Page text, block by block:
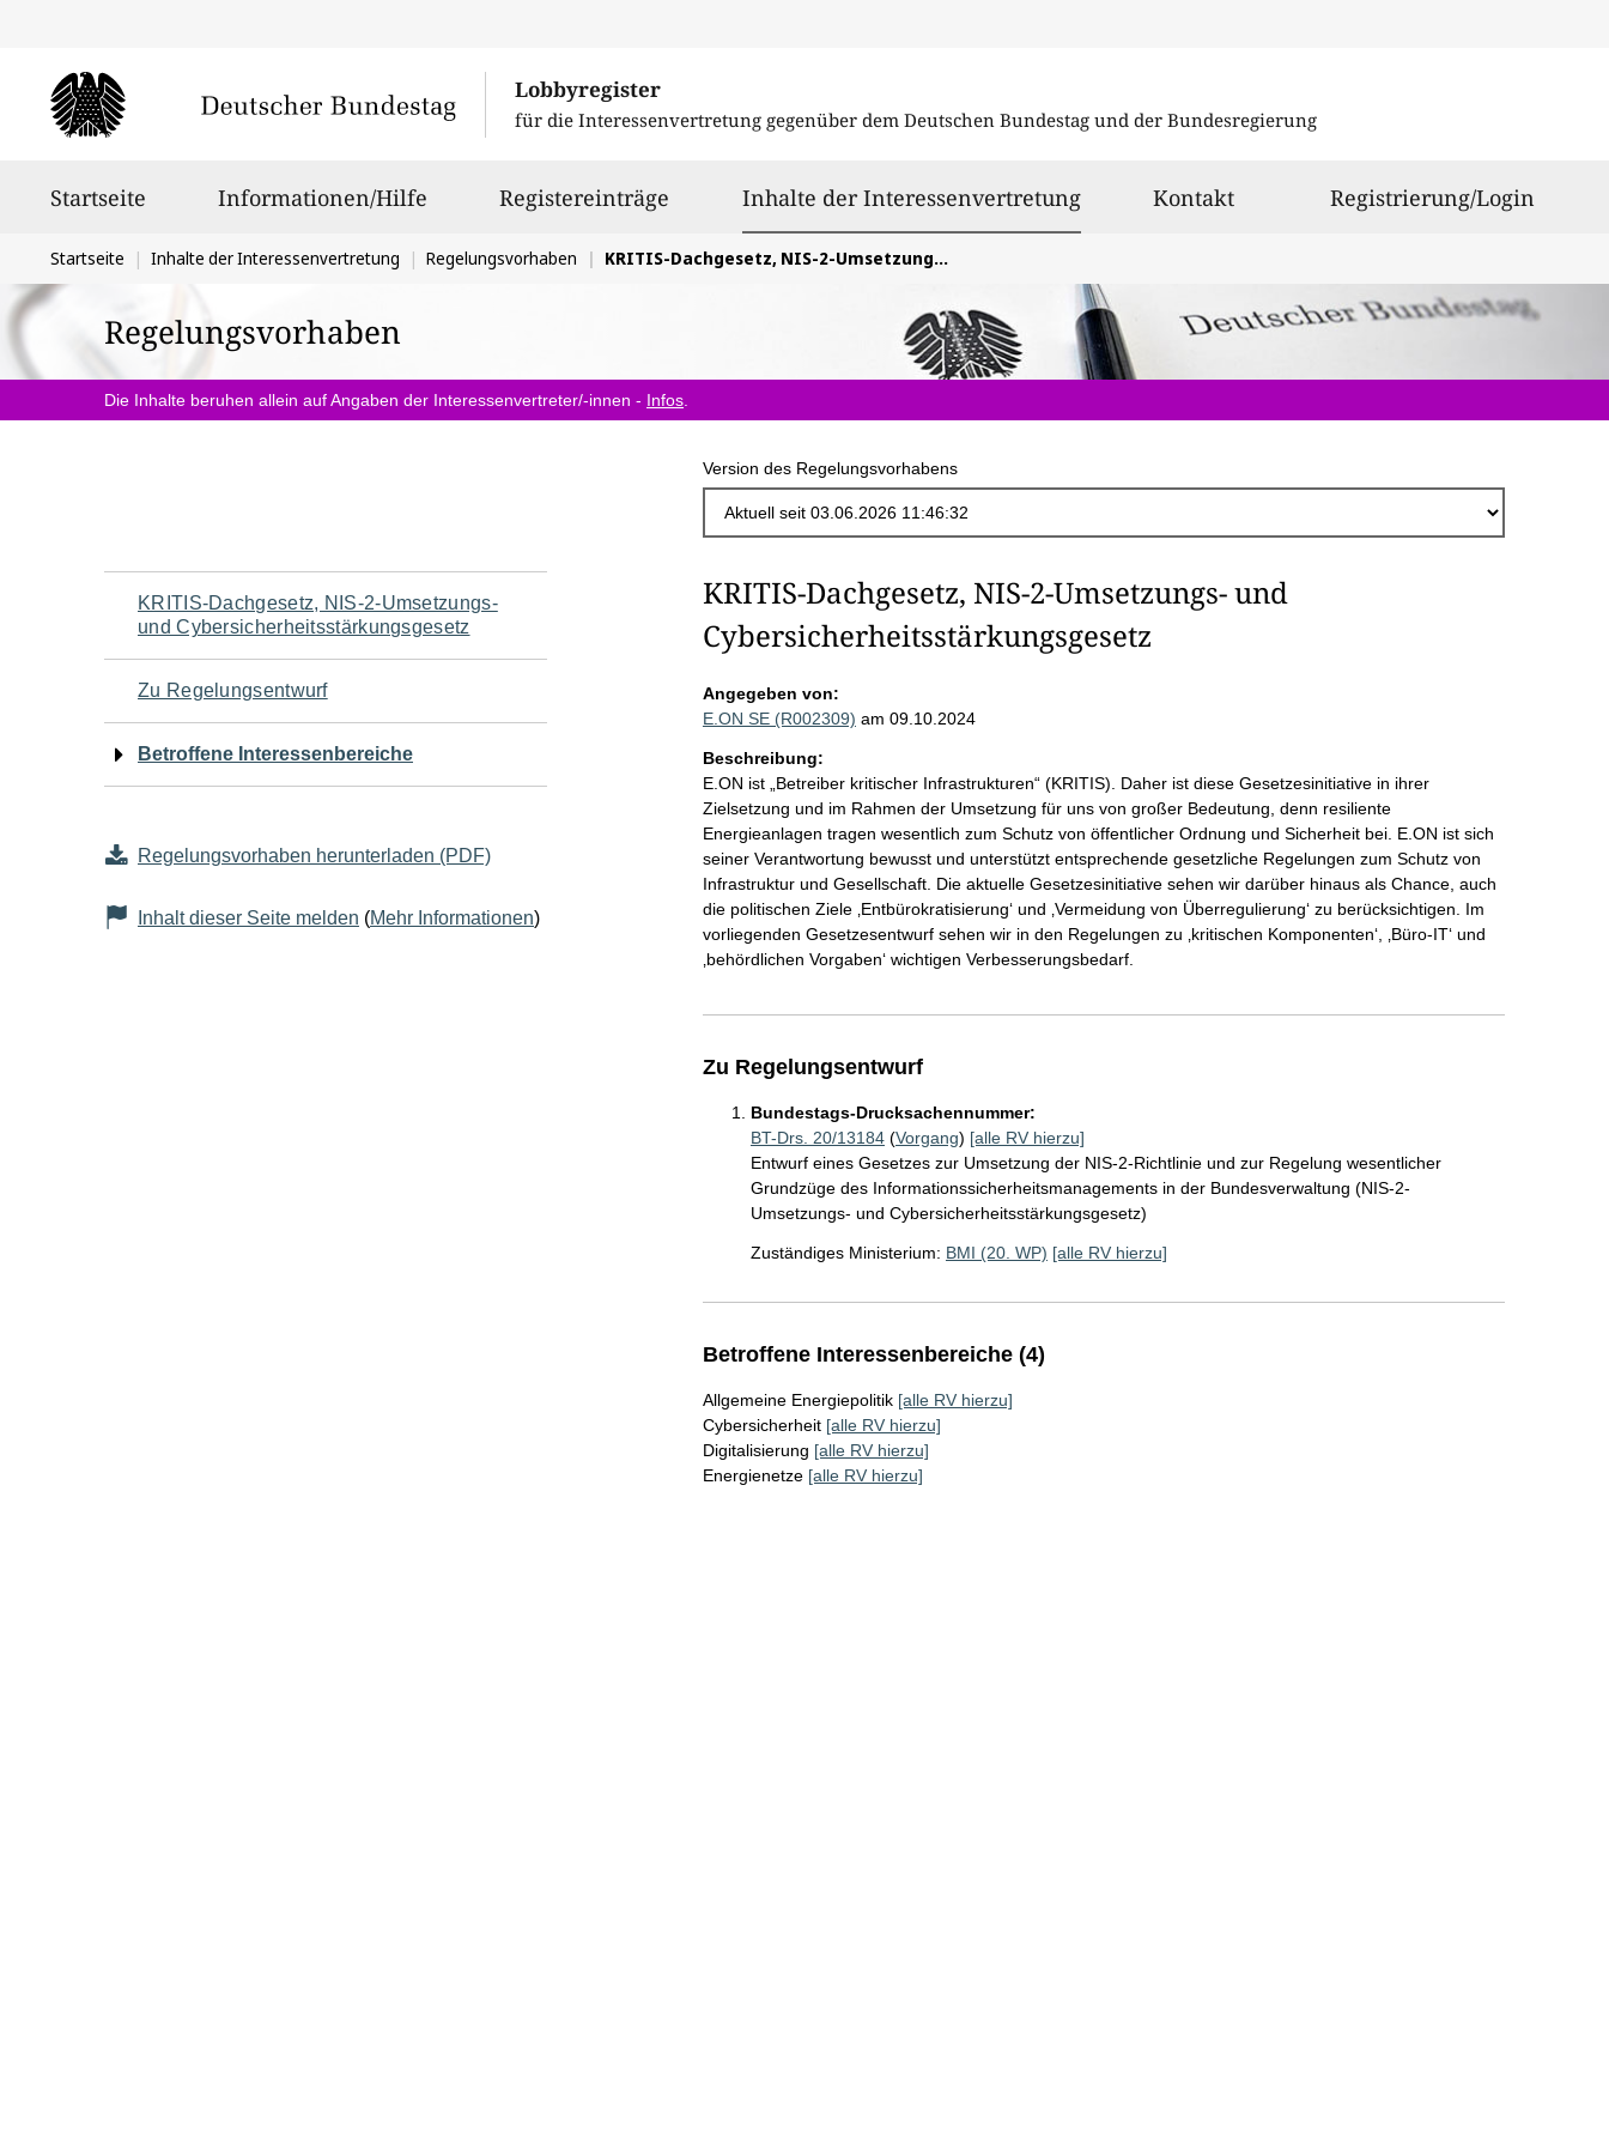
Lobbyregister
für die Interessenvertretung gegenüber dem Deutschen Bundestag und der Bundesregierung
Startseite Informationen/Hilfe Registereinträge Inhalte der Interessenvertretungausgewählt
Kontakt Registrierung/Login
Sie
befinden
sich
hier:
Startseite Inhalte der Interessenvertretung Regelungsvorhaben KRITIS-Dachgesetz, NIS-2-Umsetzungs- und Cybersicherheitsstärkungsgesetz
Regelungsvorhaben
Die Inhalte beruhen allein auf Angaben der Interessenvertreter/-innen - Infos
Version des Regelungsvorhabens
Navigation
für
den
Seiteninhalt
KRITIS-Dachgesetz, NIS-2-Umsetzungs-
und Cybersicherheitsstärkungsgesetz
Zu Regelungsentwurf
Betroffene Interessenbereiche
Regelungsvorhaben herunterladen (PDF)
Inhalt dieser Seite melden (Mehr Informationen)
KRITIS-Dachgesetz, NIS-2-Umsetzungs- und
Cybersicherheitsstärkungsgesetz
Angegeben von:
E.ON SE (R002309) am 09.10.2024
Beschreibung:
E.ON ist „Betreiber kritischer Infrastrukturen“ (KRITIS). Daher ist diese Gesetzesinitiative in ihrer
Zielsetzung und im Rahmen der Umsetzung für uns von großer Bedeutung, denn resiliente
Energieanlagen tragen wesentlich zum Schutz von öffentlicher Ordnung und Sicherheit bei. E.ON ist sich
seiner Verantwortung bewusst und unterstützt entsprechende gesetzliche Regelungen zum Schutz von
Infrastruktur und Gesellschaft. Die aktuelle Gesetzesinitiative sehen wir darüber hinaus als Chance, auch
die politischen Ziele ‚Entbürokratisierung‘ und ‚Vermeidung von Überregulierung‘ zu berücksichtigen. Im
vorliegenden Gesetzesentwurf sehen wir in den Regelungen zu ‚kritischen Komponenten‘, ‚Büro-IT‘ und
‚behördlichen Vorgaben‘ wichtigen Verbesserungsbedarf.
Zu Regelungsentwurf
Bundestags-Drucksachennummer:
BT-Drs. 20/13184(Vorgang) [alle RV hierzu]
Entwurf eines Gesetzes zur Umsetzung der NIS-2-Richtlinie und zur Regelung wesentlicher
Grundzüge des Informationssicherheitsmanagements in der Bundesverwaltung (NIS-2-
Umsetzungs- und Cybersicherheitsstärkungsgesetz)
Zuständiges Ministerium: BMI (20. WP) [alle RV hierzu]
Betroffene Interessenbereiche (4)
Allgemeine Energiepolitik [alle RV hierzu]
Cybersicherheit [alle RV hierzu]
Digitalisierung [alle RV hierzu]
Energienetze [alle RV hierzu]